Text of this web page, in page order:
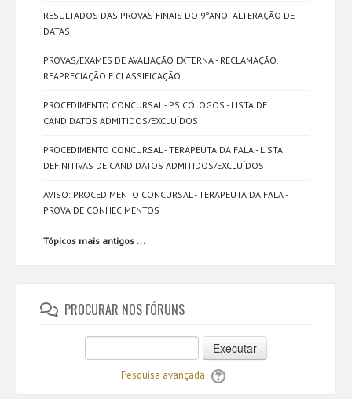
RESULTADOS DAS PROVAS FINAIS DO 9ºANO- ALTERAÇÃO DE
DATAS
PROVAS/EXAMES DE AVALIAÇÃO EXTERNA - RECLAMAÇÃO,
REAPRECIAÇÃO E CLASSIFICAÇÃO
PROCEDIMENTO CONCURSAL - PSICÓLOGOS - LISTA DE
CANDIDATOS ADMITIDOS/EXCLUÍDOS
PROCEDIMENTO CONCURSAL - TERAPEUTA DA FALA - LISTA
DEFINITIVAS DE CANDIDATOS ADMITIDOS/EXCLUÍDOS
AVISO: PROCEDIMENTO CONCURSAL - TERAPEUTA DA FALA -
PROVA DE CONHECIMENTOS
Tópicos mais antigos ...
PROCURAR NOS FÓRUNS
Executar
Pesquisa avançada